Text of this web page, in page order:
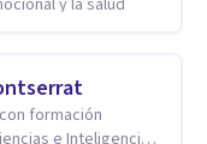
y la salud
mundo
influyen
formación